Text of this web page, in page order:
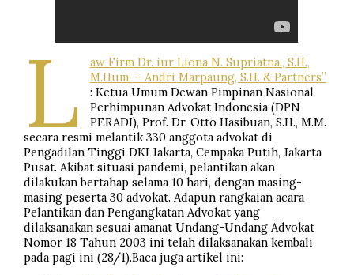
L
aw Firm Dr. iur Liona N. Supriatna., S.H.,
M.Hum. – Andri Marpaung, S.H. & Partners”
: Ketua Umum Dewan Pimpinan Nasional
Perhimpunan Advokat Indonesia (DPN
PERADI), Prof. Dr. Otto Hasibuan, S.H., M.M.
secara resmi melantik 330 anggota advokat di
Pengadilan Tinggi DKI Jakarta, Cempaka Putih, Jakarta
Pusat. Akibat situasi pandemi, pelantikan akan
dilakukan bertahap selama 10 hari, dengan masing-
masing peserta 30 advokat. Adapun rangkaian acara
Pelantikan dan Pengangkatan Advokat yang
dilaksanakan sesuai amanat Undang-Undang Advokat
Nomor 18 Tahun 2003 ini telah dilaksanakan kembali
pada pagi ini (28/1).Baca juga artikel ini: